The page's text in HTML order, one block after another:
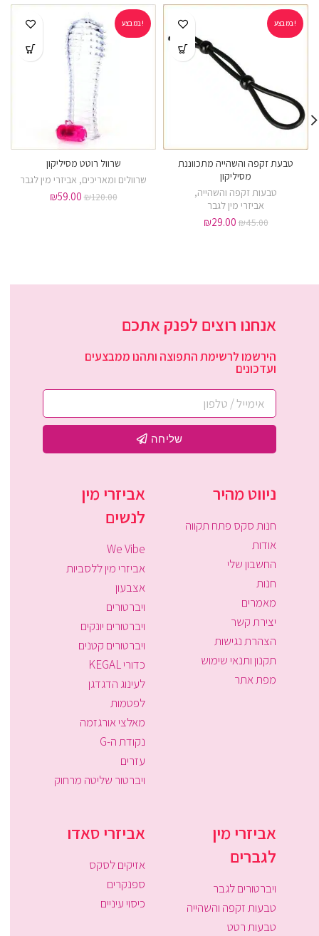
במבצע!
טבעת זקפה והשהייה מתכווננת
מסיליקון
טבעות זקפה והשהייה,
אביזרי מין לגבר
₪45.00
₪29.00
במבצע!
שרוול רוטט מסיליקון
שרוולים ומאריכים, אביזרי מין לגבר
₪120.00
₪59.00
אנחנו רוצים לפנק אתכם
הירשמו לרשימת התפוצה ותהנו ממבצעים
ועדכונים
שליחה
ניווט מהיר
חנות סקס פתח תקווה
אודות
החשבון שלי
חנות
מאמרים
יצירת קשר
הצהרת נגישות
תקנון ותנאי שימוש
מפת אתר
אביזרי מין
לנשים
We Vibe
אביזרי מין ללסביות
אצבעון
ויברטורים
ויברטורים יונקים
ויברטורים קטנים
כדורי KEGAL
לעינוג הדגדגן
לפטמות
מאלצי אורגזמה
נקודת ה-G
עזרים
ויברטור שליטה מרחוק
אביזרי מין
לגברים
ויברטורים לגבר
טבעות זקפה והשהייה
טבעות רטט
אביזרי סאדו
אזיקים לסקס
ספנקרים
כיסוי עיניים